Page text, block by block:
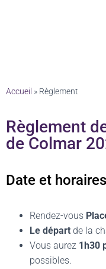
Accueil » Règlement
Règlement
de Colmar
Date et horaires
Rendez-vous
Le départ de la
Vous aurez 1h30
possibles.